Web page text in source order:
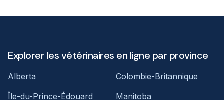
Explorer les vétérinaires en ligne par province
Alberta
Colombie-Britannique
Île-du-Prince-Édouard
Manitoba